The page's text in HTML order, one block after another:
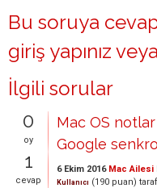
Bu soruya
giriş yapınız veya
İlgili sorular
0
oy
1
cevap
Mac OS
Google
6 Ekim 2016 Mac Ailesi
Kullanıcı (190 puan)